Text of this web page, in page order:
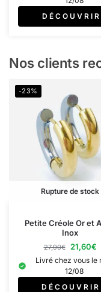
D É C O U V R I R
Nos clients
-23%
Rupture de stock
Petite Créole Or et
Inox
27,90€ 21,60€
Livré chez vous le
12/08
D É C O U V R I R